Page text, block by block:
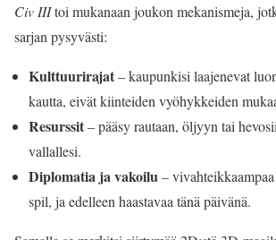
Civ IIItoi mukanaan joukon mekanismeja,
sarjan pysyvästi:
Kulttuurirajat– kaupunkisi laajenevat
kautta, eivät kiinteiden vyöhykkeiden
Resurssit– pääsy rautaan, öljyyn tai
vallallesi.
Diplomatia ja vakoilu–
spil, ja edelleen haastavaa tänä päivänä.